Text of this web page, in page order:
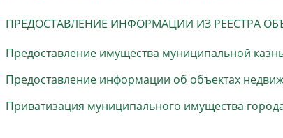
ПРЕДОСТАВЛЕНИЕ ИНФОРМАЦИИ ИЗ РЕЕСТРА
Предоставление имущества муниципальной
Предоставление информации об объектах
Приватизация муниципального имущества